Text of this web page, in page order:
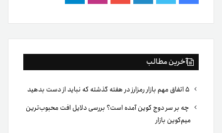
فیس
بوک
توییتر لینکدینیوتیوباینستاگرام
تلگرام
آخرین مطالب
چه بر سر دوج کوین آمده است؟ بررسی دلایل افت محبوب‌ترین
میم‌کوین بازار